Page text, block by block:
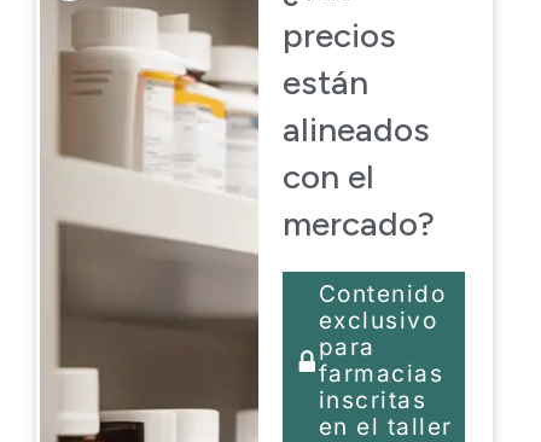
precios
están
alineados
con el
mercado?
Contenido
exclusivo
para
farmacias
inscritas
en el taller